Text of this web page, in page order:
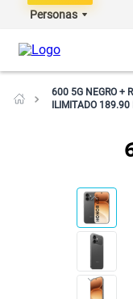
Personas
600 5G NEGRO +
ILIMITADO 189.90